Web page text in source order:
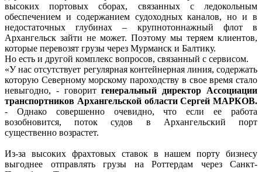
высоких портовых сборах, связанных с ледокольным
обеспечением и содержанием судоходных каналов, но и в
недостаточных глубинах – крупнотоннажный флот в
Архангельск зайти не может. Поэтому мы теряем клиентов,
которые перевозят грузы через Мурманск и Балтику.
Но есть и другой комплекс вопросов, связанный с сервисом.
«У нас отсутствует регулярная контейнерная линия, содержать
которую Северному морскому пароходству в свое время стало
невыгодно, - говоритгенеральный директор Ассоциации
транспортников Архангельской области Сергей МАРКОВ.
- Однако совершенно очевидно, что если ее работа
возобновится, поток судов в Архангельский порт
существенно возрастет.
Из-за высоких фрахтовых ставок в нашем порту бизнесу
выгоднее отправлять грузы на Роттердам через Санкт-